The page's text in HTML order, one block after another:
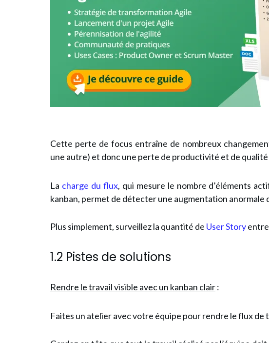
Cette perte de focus entraîne de nombreux
une autre) et donc une perte de productivité et de
La charge du flux, qui mesure le nombre d’éléments
kanban, permet de détecter une augmentation anormale
Plus simplement, surveillez la quantité de User Storyentre
1.2 Pistes de solutions
Rendre le travail visible avec un kanban clair:
Faites un atelier avec votre équipe pour rendre le flux de